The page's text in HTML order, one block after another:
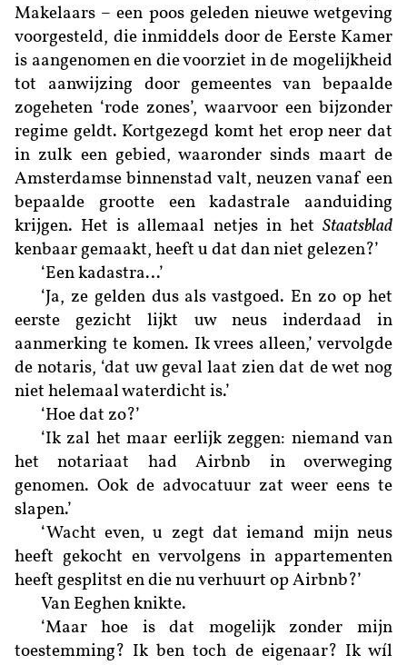
Makelaars – een poos geleden nieuwe wetgeving
voorgesteld, die inmiddels door de Eerste Kamer
is aangenomen en die voorziet in de mogelijkheid
tot aanwijzing door gemeentes van bepaalde
zogeheten ‘rode zones’, waarvoor een bijzonder
regime geldt. Kortgezegd komt het erop neer dat
in zulk een gebied, waaronder sinds maart de
Amsterdamse binnenstad valt, neuzen vanaf een
bepaalde grootte een kadastrale aanduiding
krijgen. Het is allemaal netjes in het Staatsblad
kenbaar gemaakt, heeft u dat dan niet gelezen?’
‘Een kadastra…’
‘Ja, ze gelden dus als vastgoed. En zo op het
eerste gezicht lijkt uw neus inderdaad in
aanmerking te komen. Ik vrees alleen,’ vervolgde
de notaris, ‘dat uw geval laat zien dat de wet nog
niet helemaal waterdicht is.’
‘Hoe dat zo?’
‘Ik zal het maar eerlijk zeggen: niemand van
het notariaat had Airbnb in overweging
genomen. Ook de advocatuur zat weer eens te
slapen.’
‘Wacht even, u zegt dat iemand mijn neus
heeft gekocht en vervolgens in appartementen
heeft gesplitst en die nu verhuurt op Airbnb?’
Van Eeghen knikte.
‘Maar hoe is dat mogelijk zonder mijn
toestemming? Ik ben toch de eigenaar? Ik wíl